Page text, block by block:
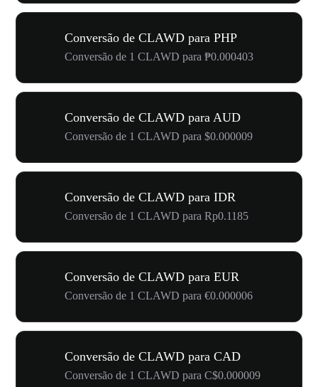
Conversão de CLAWD para PHP
Conversão de 1 CLAWD para ₱0.000403
Conversão de CLAWD para AUD
Conversão de 1 CLAWD para $0.000009
Conversão de CLAWD para IDR
Conversão de 1 CLAWD para Rp0.1185
Conversão de CLAWD para EUR
Conversão de 1 CLAWD para €0.000006
Conversão de CLAWD para CAD
Conversão de 1 CLAWD para C$0.000009